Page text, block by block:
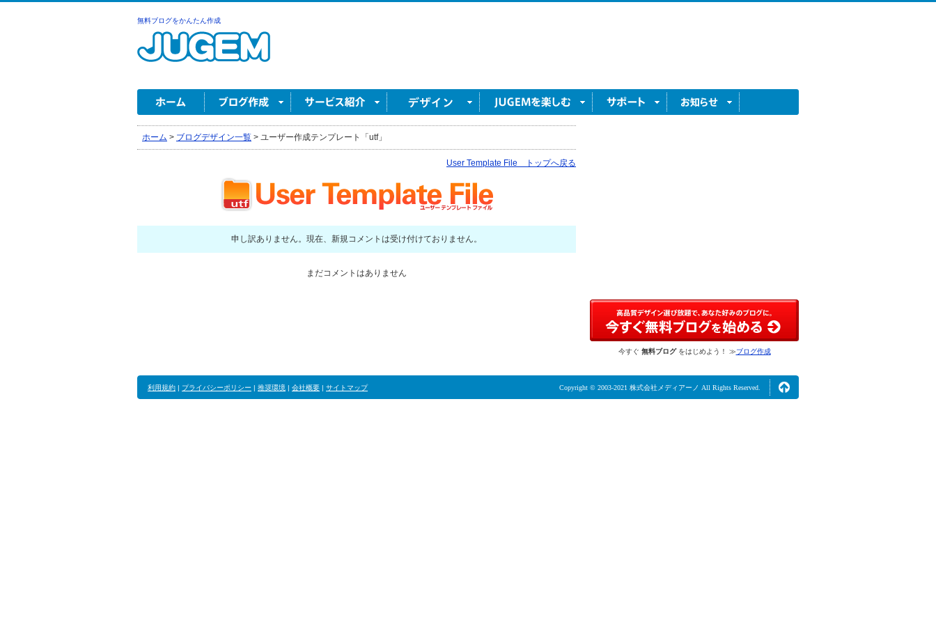
無料ブログをかんたん作成
ホーム > ブログデザイン一覧 > ユーザー作成テンプレート「utf」
User Template File トップへ戻る
申し訳ありません。現在、新規コメントは受け付けておりません。
まだコメントはありません
今すぐ 無料ブログをはじめよう！ ≫ブログ作成
利用規約 | プライバシーポリシー | 推奨環境 | 会社概要 | サイトマップ Copyright © 2003-2021 株式会社メディアーノ All Rights Reserved.